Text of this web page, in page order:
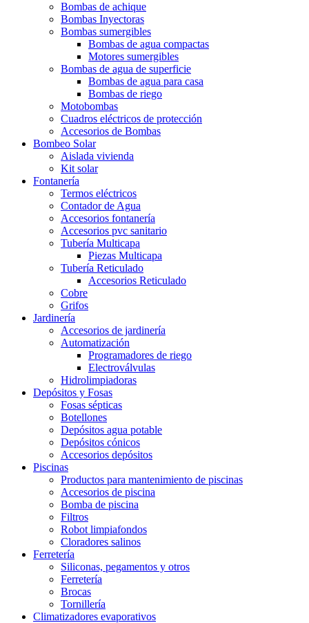
Bombas de achique
Bombas Inyectoras
Bombas sumergibles
Bombas de agua compactas
Motores sumergibles
Bombas de agua de superficie
Bombas de agua para casa
Bombas de riego
Motobombas
Cuadros eléctricos de protección
Accesorios de Bombas
Bombeo Solar
Aislada vivienda
Kit solar
Fontanería
Termos eléctricos
Contador de Agua
Accesorios fontanería
Accesorios pvc sanitario
Tubería Multicapa
Piezas Multicapa
Tubería Reticulado
Accesorios Reticulado
Cobre
Grifos
Jardinería
Accesorios de jardinería
Automatización
Programadores de riego
Electroválvulas
Hidrolimpiadoras
Depósitos y Fosas
Fosas sépticas
Botellones
Depósitos agua potable
Depósitos cónicos
Accesorios depósitos
Piscinas
Productos para mantenimiento de piscinas
Accesorios de piscina
Bomba de piscina
Filtros
Robot limpiafondos
Cloradores salinos
Ferretería
Siliconas, pegamentos y otros
Ferretería
Brocas
Tornillería
Climatizadores evaporativos